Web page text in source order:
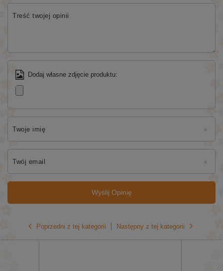
Treść twojej opinii
Dodaj własne zdjęcie produktu:
Twoje imię
Twój email
Wyślij Opinię
Poprzedni z tej kategorii Następny z tej kategorii